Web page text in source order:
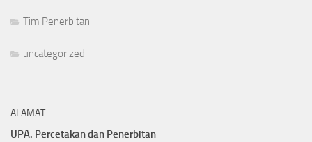
Tim Penerbitan
uncategorized
ALAMAT
UPA. Percetakan dan Penerbitan